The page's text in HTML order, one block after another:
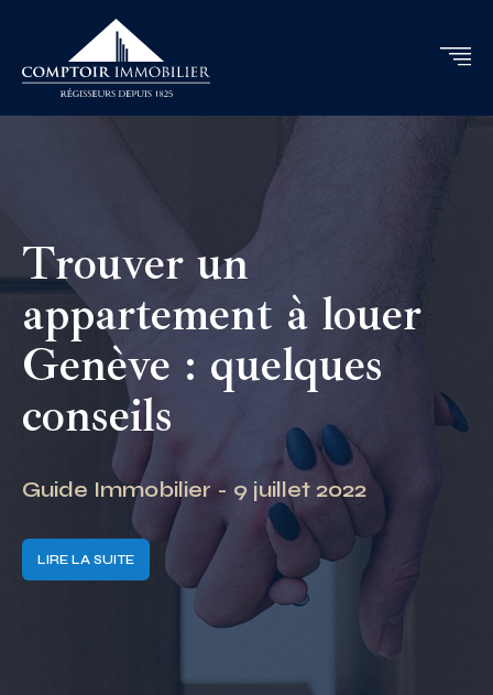
Trouver un
appartement à louer
Genève : quelques
conseils
Guide Immobilier - 9 juillet 2022
LIRE LA SUITE